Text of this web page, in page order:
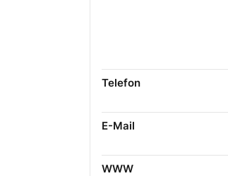
Telefon
E-Mail
WWW